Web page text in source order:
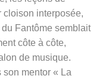
cloison interposée,
Fantôme semblait
côte à côte,
de musique.
son mentor « La